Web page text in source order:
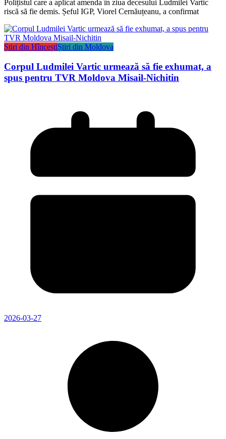
Polițistul care a aplicat amenda în ziua decesului Ludmilei Vartic
riscă să fie demis. Șeful IGP, Viorel Cernăuțeanu, a confirmat
Știri din HînceștiȘtiri din Moldova
Corpul Ludmilei Vartic urmează să fie exhumat, a
spus pentru TVR Moldova Misail-Nichitin
2026-03-27